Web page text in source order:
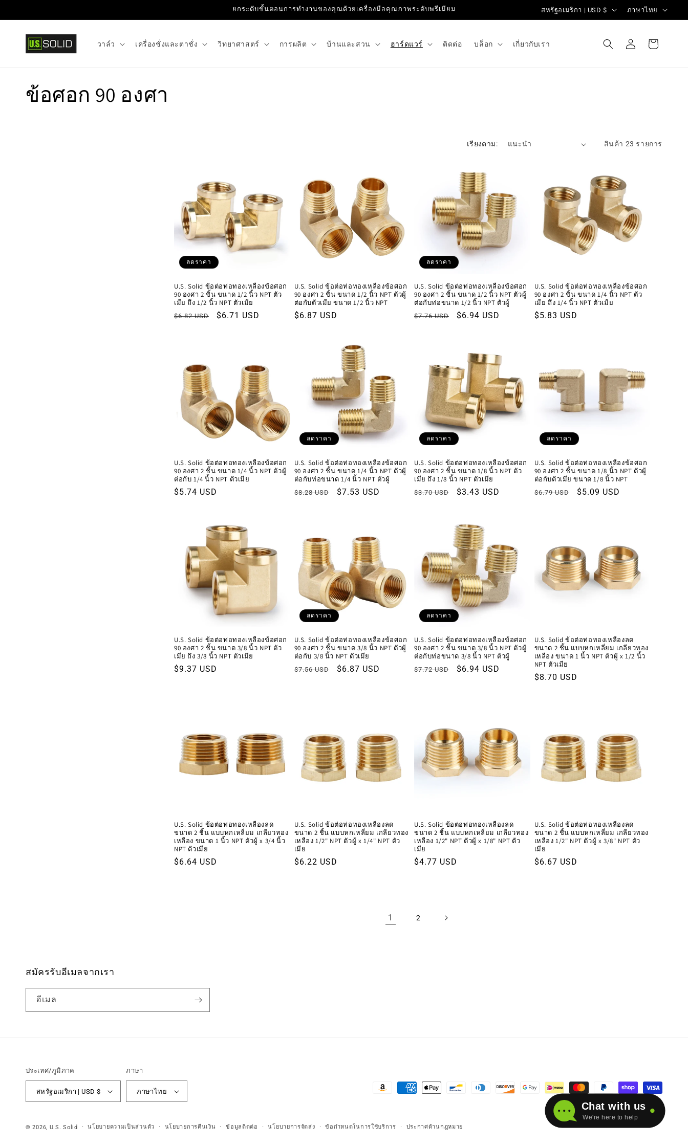
เนื้อหา
ยกระดับขั้นตอนการทำงานของคุณด้วยเครื่องมือคุณภาพระดับพรีเมียม
ป
ร
ะ
สหรัฐอเมริกา | USD $
ภ
า
ษ
า
ภาษาไทย
วาล์ว เครื่องชั่งและตาชั่ง วิทยาศาสตร์ การผลิต บ้านและสวน ฮาร์ดแวร์ ติดต่อ บล็อก เกี่ยวกับเรา
ระบบ
สินค้า
ค
ข้อศอก 90 องศา
เรียงตาม: สินค้า 23 รายการ
ลดราคา
U.S. Solid ข้อต่อท่อทองเหลืองข้อศอก
90 องศา 2 ชิ้น ขนาด 1/2 นิ้ว NPT ตัว
เมีย ถึง 1/2 นิ้ว NPT ตัวเมีย
ราคา
$6.82 USD
ราคา
$6.71 USD
U.S. Solid ข้อต่อท่อทองเหลืองข้อศอก
90 องศา 2 ชิ้น ขนาด 1/2 นิ้ว NPT ตัวผู้
ต่อกับตัวเมีย ขนาด 1/2 นิ้ว NPT
ราคา
$6.87 USD
ลดราคา
U.S. Solid ข้อต่อท่อทองเหลืองข้อศอก
90 องศา 2 ชิ้น ขนาด 1/2 นิ้ว NPT ตัวผู้
ต่อกับท่อขนาด 1/2 นิ้ว NPT ตัวผู้
ราคา
$7.76 USD
ราคา
$6.94 USD
U.S. Solid ข้อต่อท่อทองเหลืองข้อศอก
90 องศา 2 ชิ้น ขนาด 1/4 นิ้ว NPT ตัว
เมีย ถึง 1/4 นิ้ว NPT ตัวเมีย
ราคา
$5.83 USD
U.S. Solid ข้อต่อท่อทองเหลืองข้อศอก
90 องศา 2 ชิ้น ขนาด 1/4 นิ้ว NPT ตัวผู้
ต่อกับ 1/4 นิ้ว NPT ตัวเมีย
ราคา
$5.74 USD
ลดราคา
U.S. Solid ข้อต่อท่อทองเหลืองข้อศอก
90 องศา 2 ชิ้น ขนาด 1/4 นิ้ว NPT ตัวผู้
ต่อกับท่อขนาด 1/4 นิ้ว NPT ตัวผู้
ราคา
$8.28 USD
ราคา
$7.53 USD
ลดราคา
U.S. Solid ข้อต่อท่อทองเหลืองข้อศอก
90 องศา 2 ชิ้น ขนาด 1/8 นิ้ว NPT ตัว
เมีย ถึง 1/8 นิ้ว NPT ตัวเมีย
ราคา
$3.70 USD
ราคา
$3.43 USD
ลดราคา
U.S. Solid ข้อต่อท่อทองเหลืองข้อศอก
90 องศา 2 ชิ้น ขนาด 1/8 นิ้ว NPT ตัวผู้
ต่อกับตัวเมีย ขนาด 1/8 นิ้ว NPT
ราคา
$6.79 USD
ราคา
$5.09 USD
U.S. Solid ข้อต่อท่อทองเหลืองข้อศอก
90 องศา 2 ชิ้น ขนาด 3/8 นิ้ว NPT ตัว
เมีย ถึง 3/8 นิ้ว NPT ตัวเมีย
ราคา
$9.37 USD
ลดราคา
U.S. Solid ข้อต่อท่อทองเหลืองข้อศอก
90 องศา 2 ชิ้น ขนาด 3/8 นิ้ว NPT ตัวผู้
ต่อกับ 3/8 นิ้ว NPT ตัวเมีย
ราคา
$7.56 USD
ราคา
$6.87 USD
ลดราคา
U.S. Solid ข้อต่อท่อทองเหลืองข้อศอก
90 องศา 2 ชิ้น ขนาด 3/8 นิ้ว NPT ตัวผู้
ต่อกับท่อขนาด 3/8 นิ้ว NPT ตัวผู้
ราคา
$7.72 USD
ราคา
$6.94 USD
U.S. Solid ข้อต่อท่อทองเหลืองลด
ขนาด 2 ชิ้น แบบหกเหลี่ยม เกลียวทอง
เหลือง ขนาด 1 นิ้ว NPT ตัวผู้ x 1/2 นิ้ว
NPT ตัวเมีย
ราคา
$8.70 USD
U.S. Solid ข้อต่อท่อทองเหลืองลด
ขนาด 2 ชิ้น แบบหกเหลี่ยม เกลียวทอง
เหลือง ขนาด 1 นิ้ว NPT ตัวผู้ x 3/4 นิ้ว
NPT ตัวเมีย
ราคา
$6.64 USD
U.S. Solid ข้อต่อท่อทองเหลืองลด
ขนาด 2 ชิ้น แบบหกเหลี่ยม เกลียวทอง
เหลือง 1/2" NPT ตัวผู้ x 1/4" NPT ตัว
เมีย
ราคา
$6.22 USD
U.S. Solid ข้อต่อท่อทองเหลืองลด
ขนาด 2 ชิ้น แบบหกเหลี่ยม เกลียวทอง
เหลือง 1/2" NPT ตัวผู้ x 1/8" NPT ตัว
เมีย
ราคา
$4.77 USD
U.S. Solid ข้อต่อท่อทองเหลืองลด
ขนาด 2 ชิ้น แบบหกเหลี่ยม เกลียวทอง
เหลือง 1/2" NPT ตัวผู้ x 3/8" NPT ตัว
เมีย
ราคา
$6.67 USD
1 2
สมัครรับอีเมลจากเรา
อีเมล
ประเทศ/ภูมิภาค
สหรัฐอเมริกา | USD $
ภาษา
ภาษาไทย
วิธี
เงิน
© 2026, U.S. Solid นโยบายความเป็นส่วนตัว นโยบายการคืนเงิน ข้อมูลติดต่อ นโยบายการจัดส่ง ข้อกำหนดในการใช้บริการ ประกาศด้านกฎหมาย
Chat with us
We're here to help